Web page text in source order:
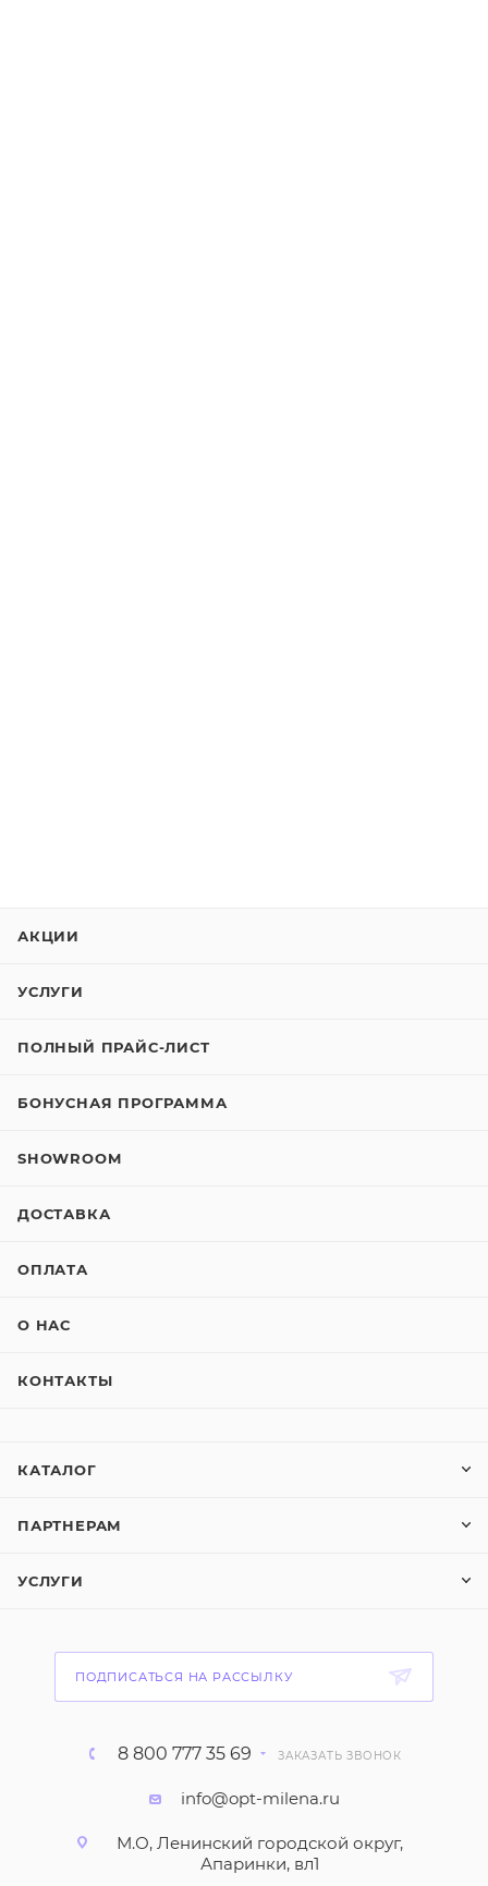
АКЦИИ
УСЛУГИ
ПОЛНЫЙ ПРАЙС-ЛИСТ
БОНУСНАЯ ПРОГРАММА
SHOWROOM
ДОСТАВКА
ОПЛАТА
О НАС
КОНТАКТЫ
КАТАЛОГ
ПАРТНЕРАМ
УСЛУГИ
ПОДПИСАТЬСЯ НА РАССЫЛКУ
8 800 777 35 69 ЗАКАЗАТЬ ЗВОНОК
info@opt-milena.ru
М.О, Ленинский городской округ,
Апаринки, вл1